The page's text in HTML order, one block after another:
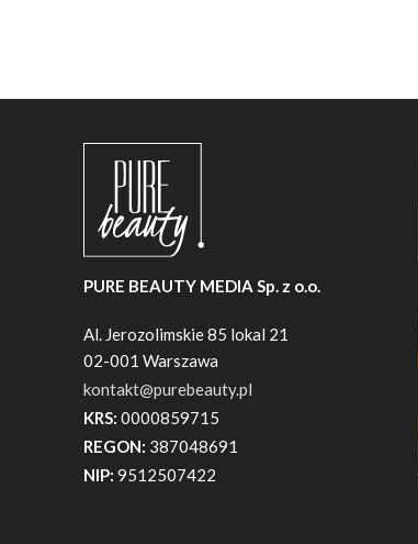
PURE BEAUTY MEDIA Sp. z o.o.
Al. Jerozolimskie 85 lokal 21
02-001 Warszawa
kontakt@purebeauty.pl
KRS: 0000859715
REGON: 387048691
NIP: 9512507422